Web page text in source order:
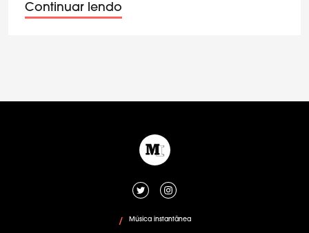
Continuar lendo
/ Música instantânea